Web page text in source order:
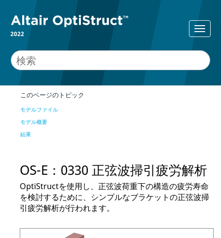
2022
このページのトピック
モデルファイル
モデル概要
結果
OS-E：0330 正弦波掃引疲労解析
OptiStructを使用し、正弦波荷重下の構造の疲労寿命
を検討するために、シンプルなブラケットの正弦波掃
引疲労解析が行われます。